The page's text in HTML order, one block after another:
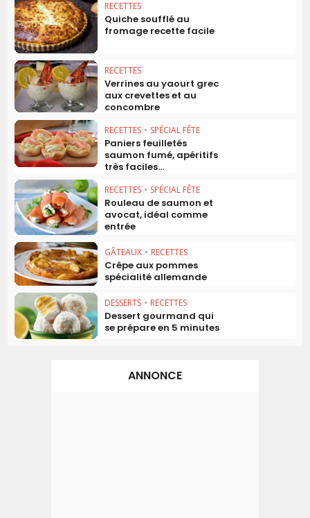
RECETTES
Quiche soufflé au
fromage recette facile
RECETTES
Verrines au yaourt grec
aux crevettes et au
concombre
RECETTES • SPÉCIAL FÊTE
Paniers feuilletés
saumon fumé, apéritifs
très faciles...
RECETTES • SPÉCIAL FÊTE
Rouleau de saumon et
avocat, idéal comme
entrée
GÂTEAUX • RECETTES
Crêpe aux pommes
spécialité allemande
DESSERTS • RECETTES
Dessert gourmand qui
se prépare en 5 minutes
ANNONCE